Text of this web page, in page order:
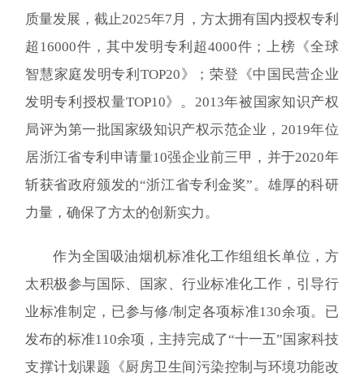
质量发展，截止2025年7月，方太拥有国内授权专利
超16000件，其中发明专利超4000件；上榜《全球
智慧家庭发明专利TOP20》；荣登《中国民营企业
发明专利授权量TOP10》。2013年被国家知识产权
局评为第一批国家级知识产权示范企业，2019年位
居浙江省专利申请量10强企业前三甲，并于2020年
斩获省政府颁发的“浙江省专利金奖”。雄厚的科研
力量，确保了方太的创新实力。
作为全国吸油烟机标准化工作组组长单位，方
太积极参与国际、国家、行业标准化工作，引导行
业标准制定，已参与修/制定各项标准130余项。已
发布的标准110余项，主持完成了“十一五”国家科技
支撑计划课题《厨房卫生间污染控制与环境功能改